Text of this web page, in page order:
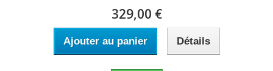
329,00 €
Ajouter au panier Détails